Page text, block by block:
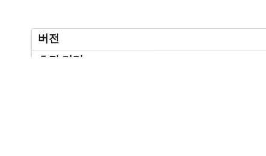
버전
초점 거리